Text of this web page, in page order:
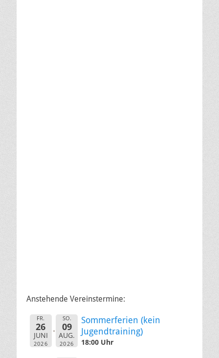
Anstehende Vereinstermine:
FR.
26
JUNI
2026
SO.
09
AUG.
2026
Sommerferien (kein
Jugendtraining)
18:00 Uhr